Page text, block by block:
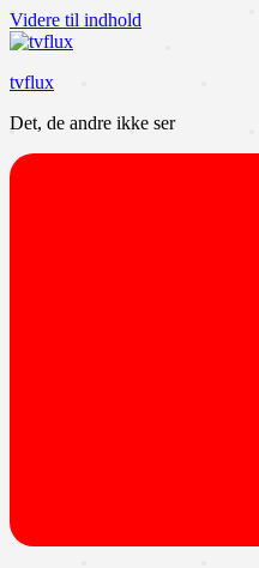
Videre til indhold
tvflux
Det, de andre ikke ser